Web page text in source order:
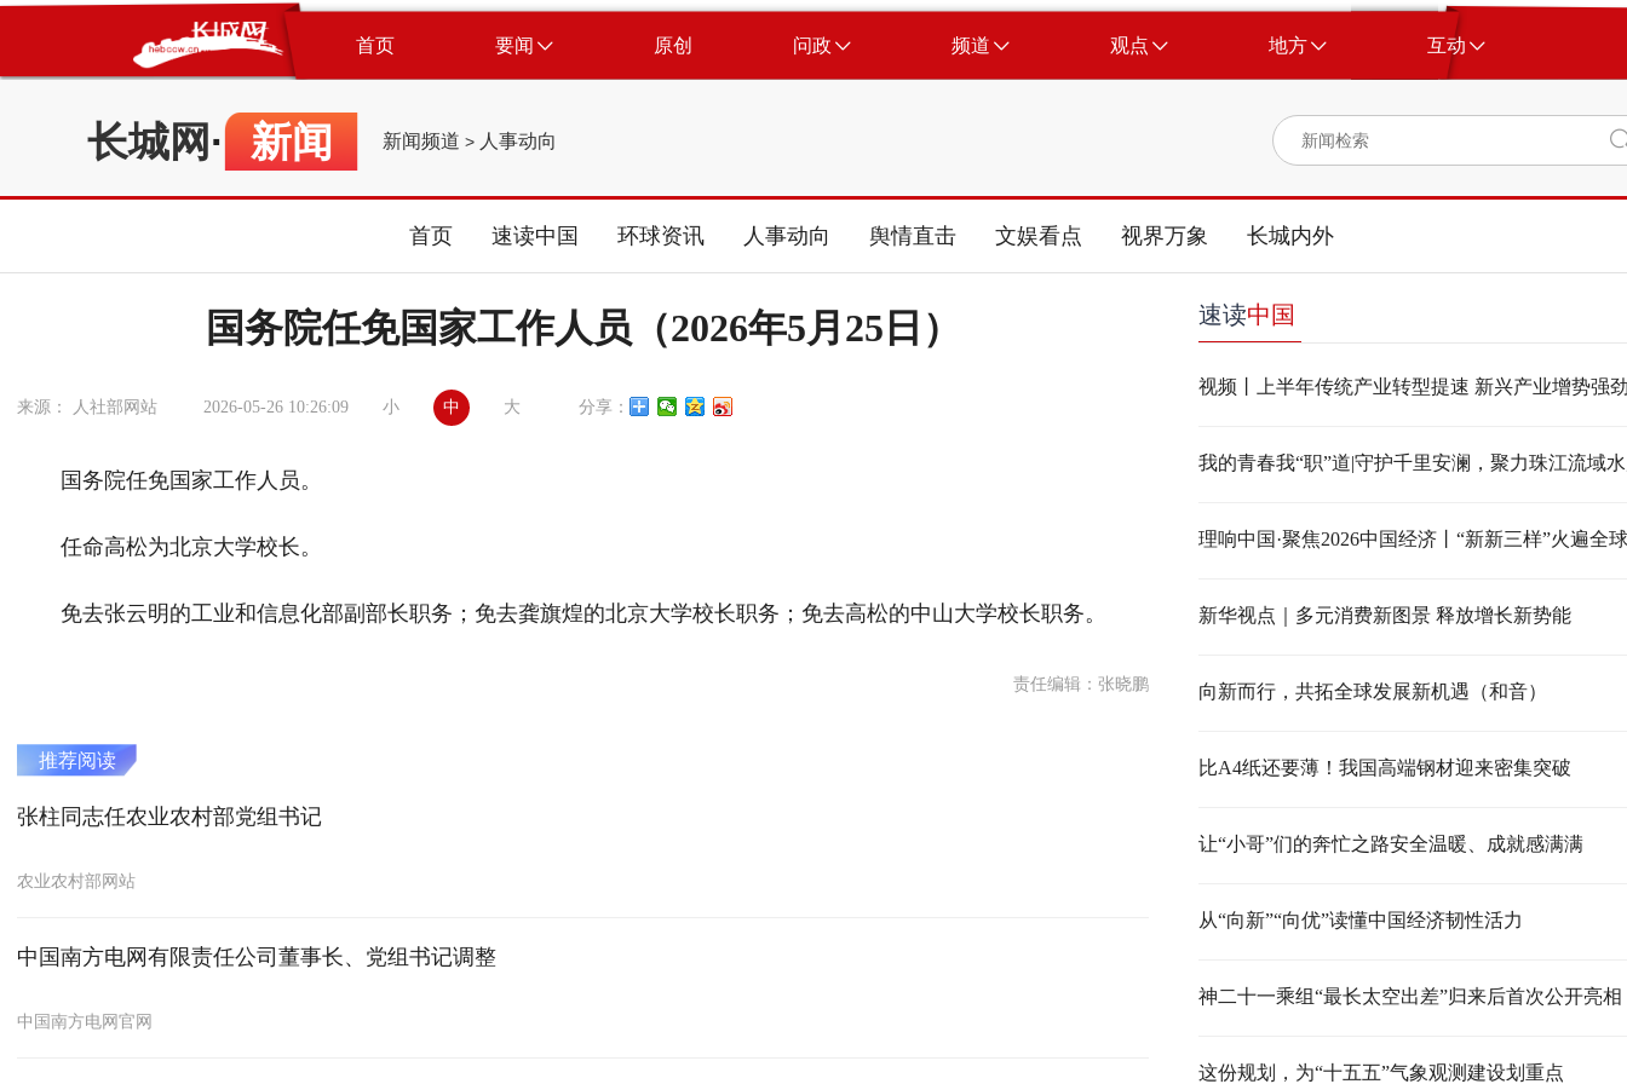
首页 要闻 原创 问政 频道 观点 地方 互动
长城网 · 新闻 新闻频道 > 人事动向
首页 速读中国 环球资讯 人事动向 舆情直击 文娱看点 视界万象 长城内外
国务院任免国家工作人员（2026年5月25日）
来源： 人社部网站 2026-05-26 10:26:09 小 中 大 分享：
国务院任免国家工作人员。
任命高松为北京大学校长。
免去张云明的工业和信息化部副部长职务；免去龚旗煌的北京大学校长职务；免去高松的中山大学校长职务。
责任编辑：张晓鹏
推荐阅读
张柱同志任农业农村部党组书记
农业农村部网站
中国南方电网有限责任公司董事长、党组书记调整
中国南方电网官网
速读中国
视频丨上半年传统产业转型提速 新兴产业增势强
新华视点｜多元消费新图景 释放增长新势能
向新而行，共拓全球发展新机遇（和音）
比A4纸还要薄！我国高端钢材迎来密集突破
让“小哥”们的奔忙之路安全温暖、成就感满满
从“向新”“向优”读懂中国经济韧性活力
神二十一乘组“最长太空出差”归来后首次公开亮相
这份规划，为“十五五”气象观测建设划重点